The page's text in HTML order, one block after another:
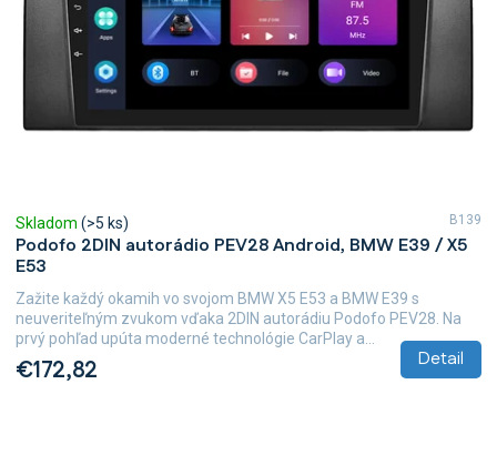
Podofo 2DIN autorádio PEV28 Android, BMW E39 / X5
E53
Skladom (>5 ks)
€172,82 Detail
Zažite každý okamih vo svojom BMW X5 E53 a BMW E39 s
neuveriteľným zvukom vďaka 2DIN autorádiu Podofo PEV28. Na
prvý pohľad upúta moderné technológie CarPlay a...
B139